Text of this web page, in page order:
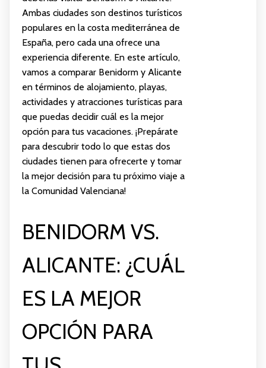
Ambas ciudades son destinos turísticos
populares en la costa mediterránea de
España, pero cada una ofrece una
experiencia diferente. En este artículo,
vamos a comparar Benidorm y Alicante
en términos de alojamiento, playas,
actividades y atracciones turísticas para
que puedas decidir cuál es la mejor
opción para tus vacaciones. ¡Prepárate
para descubrir todo lo que estas dos
ciudades tienen para ofrecerte y tomar
la mejor decisión para tu próximo viaje a
la Comunidad Valenciana!
BENIDORM VS.
ALICANTE: ¿CUÁL
ES LA MEJOR
OPCIÓN PARA